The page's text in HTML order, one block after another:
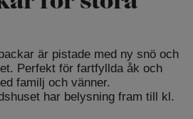
är pistade med ny snö och
Perfekt för fartfyllda åk och
familj och vänner.
har belysning fram till kl.